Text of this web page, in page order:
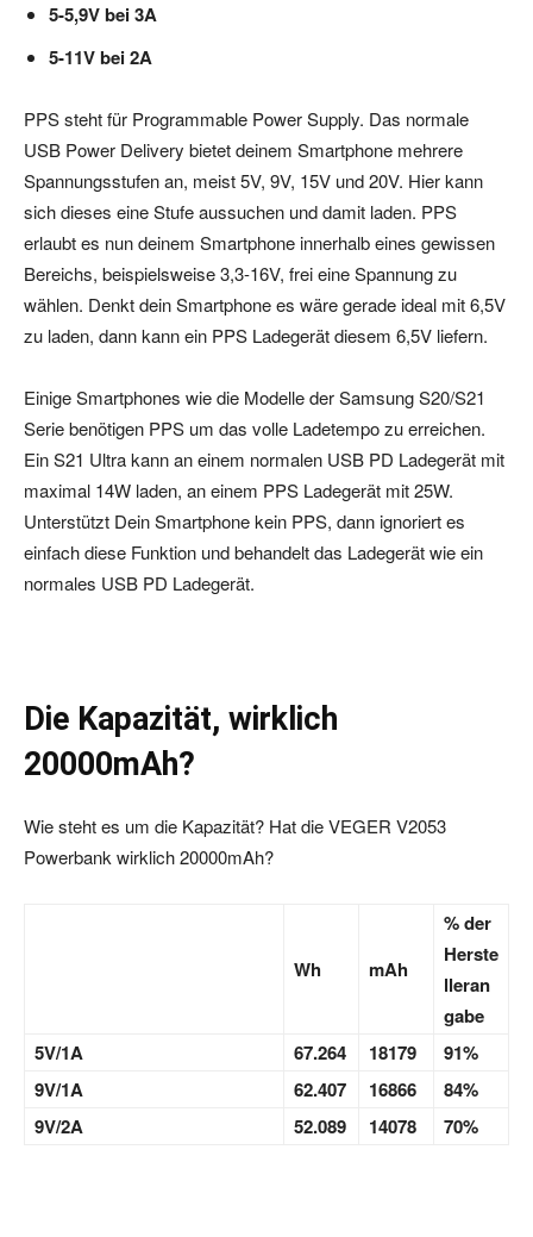
5-5,9V bei 3A
5-11V bei 2A
PPS steht für Programmable Power Supply. Das normale
USB Power Delivery bietet deinem Smartphone mehrere
Spannungsstufen an, meist 5V, 9V, 15V und 20V. Hier kann
sich dieses eine Stufe aussuchen und damit laden. PPS
erlaubt es nun deinem Smartphone innerhalb eines gewissen
Bereichs, beispielsweise 3,3-16V, frei eine Spannung zu
wählen. Denkt dein Smartphone es wäre gerade ideal mit 6,5V
zu laden, dann kann ein PPS Ladegerät diesem 6,5V liefern.
Einige Smartphones wie die Modelle der Samsung S20/S21
Serie benötigen PPS um das volle Ladetempo zu erreichen.
Ein S21 Ultra kann an einem normalen USB PD Ladegerät mit
maximal 14W laden, an einem PPS Ladegerät mit 25W.
Unterstützt Dein Smartphone kein PPS, dann ignoriert es
einfach diese Funktion und behandelt das Ladegerät wie ein
normales USB PD Ladegerät.
Die Kapazität, wirklich
20000mAh?
Wie steht es um die Kapazität? Hat die VEGER V2053
Powerbank wirklich 20000mAh?
Wh mAh
% der
Herste
lleran
gabe
5V/1A
67.264 18179
91%
9V/1A
62.407 16866
84%
9V/2A
52.089 14078 70%